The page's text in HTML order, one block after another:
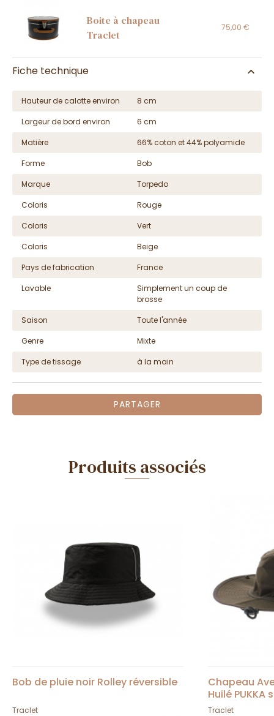
Boite à chapeau
Traclet
75,00 €
Fiche technique
Hauteur de calotte environ
8 cm
Largeur de bord environ
6 cm
Matière
66% coton et 44% polyamide
Forme
Bob
Marque
Torpedo
Coloris
Rouge
Coloris
Vert
Coloris
Beige
Pays de fabrication
France
Lavable
Simplement un coup de
brosse
Saison
Toute l'année
Genre
Mixte
Type de tissage
à la main
PARTAGER
Produits associés
Bob de pluie noir Rolley réversible
Traclet
Chapeau
Huilé
Traclet